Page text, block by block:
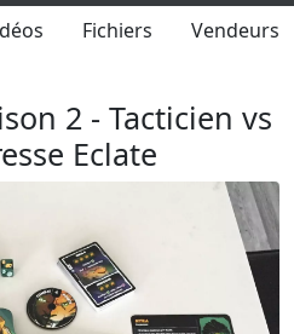
Fichiers Vendeurs
2 - Tacticien vs
Eclate